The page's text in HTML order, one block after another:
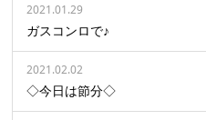
2021.01.29
ガスコンロで♪
2021.02.02
◇今日は節分◇